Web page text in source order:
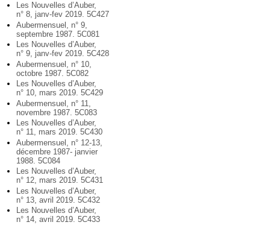
Les Nouvelles d’Auber,
n° 8, janv-fev 2019. 5C427
Aubermensuel, n° 9,
septembre 1987. 5C081
Les Nouvelles d’Auber,
n° 9, janv-fev 2019. 5C428
Aubermensuel, n° 10,
octobre 1987. 5C082
Les Nouvelles d’Auber,
n° 10, mars 2019. 5C429
Aubermensuel, n° 11,
novembre 1987. 5C083
Les Nouvelles d’Auber,
n° 11, mars 2019. 5C430
Aubermensuel, n° 12-13,
décembre 1987- janvier
1988. 5C084
Les Nouvelles d’Auber,
n° 12, mars 2019. 5C431
Les Nouvelles d’Auber,
n° 13, avril 2019. 5C432
Les Nouvelles d’Auber,
n° 14, avril 2019. 5C433